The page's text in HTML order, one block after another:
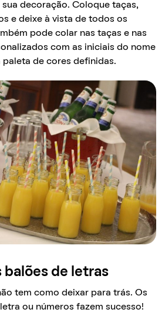
decoração. Coloque taças,
e deixe à vista de todos os
pode colar nas taças e nas
com as iniciais do nome
paleta de cores definidas.
balões de letras
tem como deixar para trás. Os
ou números fazem sucesso!